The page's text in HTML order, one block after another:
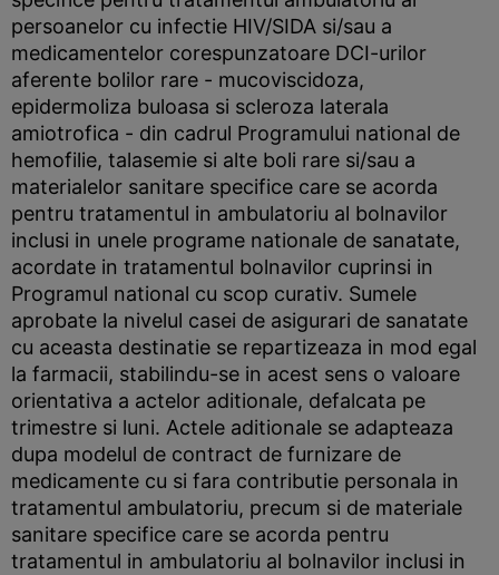
persoanelor cu infectie HIV/SIDA si/sau a
medicamentelor corespunzatoare DCI-urilor
aferente bolilor rare - mucoviscidoza,
epidermoliza buloasa si scleroza laterala
amiotrofica - din cadrul Programului national de
hemofilie, talasemie si alte boli rare si/sau a
materialelor sanitare specifice care se acorda
pentru tratamentul in ambulatoriu al bolnavilor
inclusi in unele programe nationale de sanatate,
acordate in tratamentul bolnavilor cuprinsi in
Programul national cu scop curativ. Sumele
aprobate la nivelul casei de asigurari de sanatate
cu aceasta destinatie se repartizeaza in mod egal
la farmacii, stabilindu-se in acest sens o valoare
orientativa a actelor aditionale, defalcata pe
trimestre si luni. Actele aditionale se adapteaza
dupa modelul de contract de furnizare de
medicamente cu si fara contributie personala in
tratamentul ambulatoriu, precum si de materiale
sanitare specifice care se acorda pentru
tratamentul in ambulatoriu al bolnavilor inclusi in